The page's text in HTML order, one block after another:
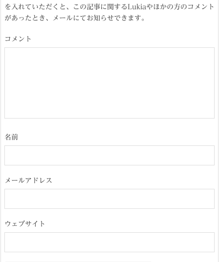
を入れていただくと、この記事に関するLukiaやほかの方のコメント
があったとき、メールにてお知らせできます。
コメント
名前
メールアドレス
ウェブサイト